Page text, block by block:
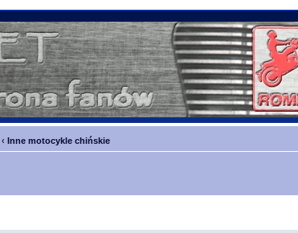
‹ Inne motocykle chińskie